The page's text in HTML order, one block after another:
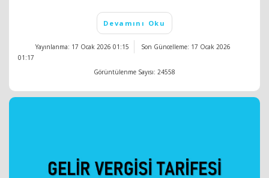
Devamını Oku
Yayınlanma: 17 Ocak 2026 01:15
Son Güncelleme: 17 Ocak 2026
01:17
Görüntülenme Sayısı: 24558